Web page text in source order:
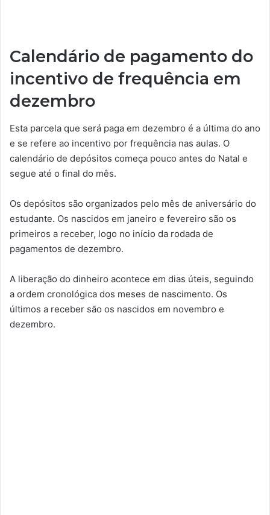
Calendário de pagamento do
incentivo de frequência em
dezembro
Esta parcela que será paga em dezembro é a última do ano
e se refere ao incentivo por frequência nas aulas. O
calendário de depósitos começa pouco antes do Natal e
segue até o final do mês.
Os depósitos são organizados pelo mês de aniversário do
estudante. Os nascidos em janeiro e fevereiro são os
primeiros a receber, logo no início da rodada de
pagamentos de dezembro.
A liberação do dinheiro acontece em dias úteis, seguindo
a ordem cronológica dos meses de nascimento. Os
últimos a receber são os nascidos em novembro e
dezembro.